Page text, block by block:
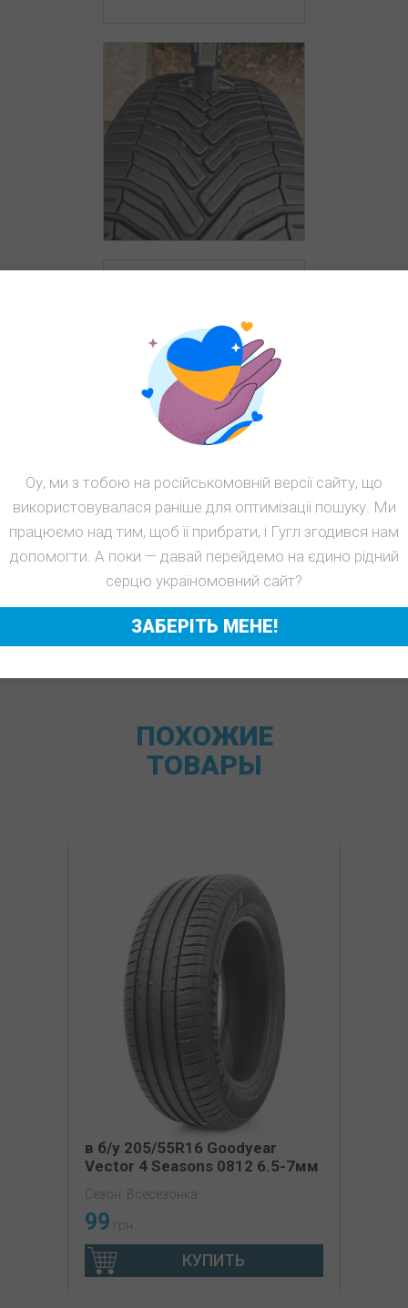
ПОХОЖИЕ
ТОВАРЫ
в б/у 205/55R16 Goodyear
Vector 4 Seasons 0812 6.5-7мм
Сезон: Всесезонка
99 грн
КУПИТЬ
Оу, ми з тобою на російськомовній версії сайту, що
використовувалася раніше для оптимізації пошуку. Ми
працюємо над тим, щоб її прибрати, і Гугл згодився нам
допомогти. А поки — давай перейдемо на єдино рідний
серцю україномовний сайт?
ЗАБЕРІТЬ МЕНЕ!